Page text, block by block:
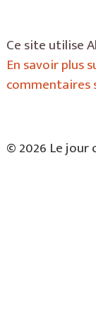
Ce site utilise
En savoir plus
© 2026 Le jour